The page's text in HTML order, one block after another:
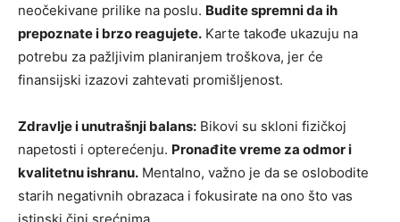
neočekivane prilike na poslu. Budite spremni da ih
prepoznate i brzo reagujete. Karte takođe ukazuju na
potrebu za pažljivim planiranjem troškova, jer će
finansijski izazovi zahtevati promišljenost.
Zdravlje i unutrašnji balans: Bikovi su skloni fizičkoj
napetosti i opterećenju. Pronađite vreme za odmor i
kvalitetnu ishranu. Mentalno, važno je da se oslobodite
starih negativnih obrazaca i fokusirate na ono što vas
istinski čini srećnima.